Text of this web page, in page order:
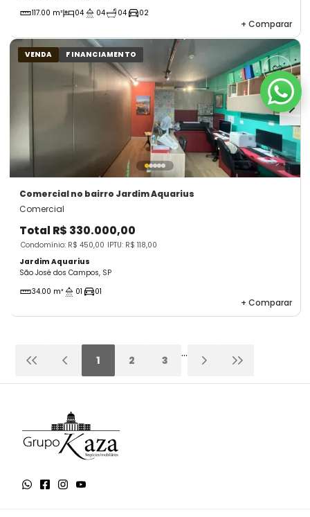
117.00 m²
04 04 04 02
+ Comparar
VENDA FINANCIAMENTO
Comercialno bairro Jardim Aquarius
Comercial
Total R$ 330.000,00
Condomínio: R$ 450,00 IPTU: R$ 118,00
Jardim Aquarius
São José dos Campos, SP
34.00 m²
01 01
+ Comparar
1 2 3 ...